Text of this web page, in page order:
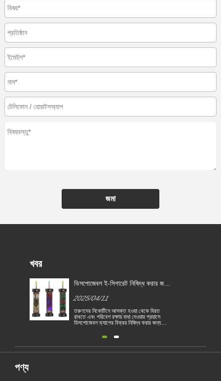
জমা
খবর
ডিসপোজেবল ই-সিগারেট নিষিদ্ধ করার জন্য
2025/04/11
তরুণদের নিকোটিনে আসক্ত হওয়া থেকে বিরত
রাখতে এবং পরিবেশ রক্ষায় বাধা দেওয়ার প্রয়াসে
ডিসপোজেবল ভ্যাপের বিক্রয় নিষিদ্ধ করার জন্য
জানুয়ারী থেকে স্বাস্থ্য ও পরিবেশগত ভিত্তিতে
নিষিদ্ধ করা হয়েছে। ইইউ দেশগুলি তামা......
পণ্য